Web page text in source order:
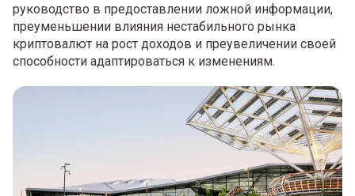
руководство в предоставлении ложной информации,
преуменьшении влияния нестабильного рынка
криптовалют на рост доходов и преувеличении своей
способности адаптироваться к изменениям.